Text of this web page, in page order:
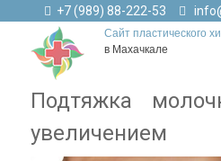
+7 (989) 88-222-53
Сайт пластического
в Махачкале
Подтяжка
увеличением